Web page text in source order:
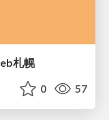
札幌
0 57